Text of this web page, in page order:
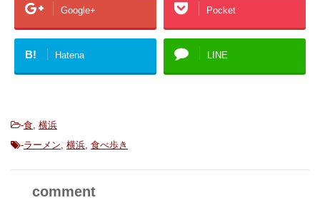
Google+ Pocket
B! Hatena LINE
-食 横浜
-ラーメン 横浜 食べ歩き
comment